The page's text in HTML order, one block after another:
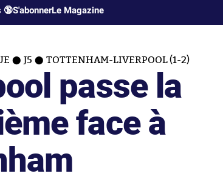
🔞S'abonnerLe Magazine
J5 TOTTENHAM-LIVERPOOL (1-2)
passe la
face à